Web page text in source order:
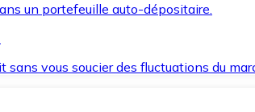
un portefeuille auto-dépositaire.
vous soucier des fluctuations du